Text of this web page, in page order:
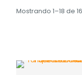
Mostrando 1–18 de